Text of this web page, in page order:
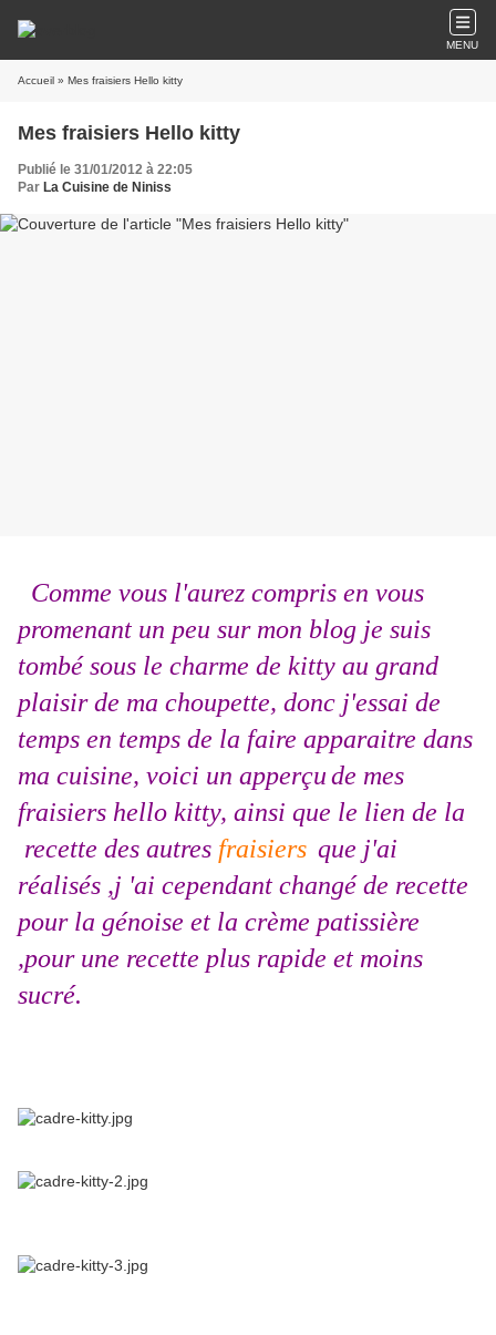
MENU
Accueil » Mes fraisiers Hello kitty
Mes fraisiers Hello kitty
Publié le 31/01/2012 à 22:05
Par La Cuisine de Niniss
Comme vous l'aurez compris en vous
promenant un peu sur mon blog je suis
tombé sous le charme de kitty au grand
plaisir de ma choupette, donc j'essai de
temps en temps de la faire apparaitre dans
ma cuisine, voici un apperçude mes
fraisiers hello kitty, ainsi que le lien de la
recette des autres fraisiers que j'ai
réalisés ,j 'ai cependant changé de recette
pour la génoise et la crème patissière
,pour une recette plus rapide et moins
sucré.